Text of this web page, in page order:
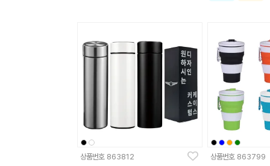
상품번호 863812 상품번호 863799